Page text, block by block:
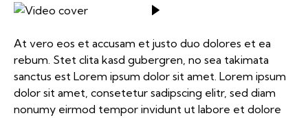
At vero eos et accusam et justo duo dolores et ea
rebum. Stet clita kasd gubergren, no sea takimata
sanctus est Lorem ipsum dolor sit amet. Lorem ipsum
dolor sit amet, consetetur sadipscing elitr, sed diam
nonumy eirmod tempor invidunt ut labore et dolore